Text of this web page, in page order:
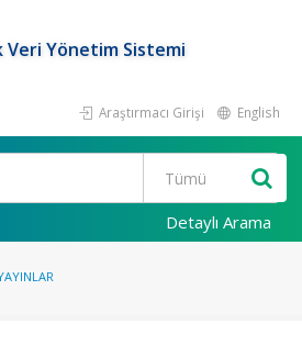
Veri Yönetim Sistemi
Araştırmacı Girişi English
Detaylı Arama